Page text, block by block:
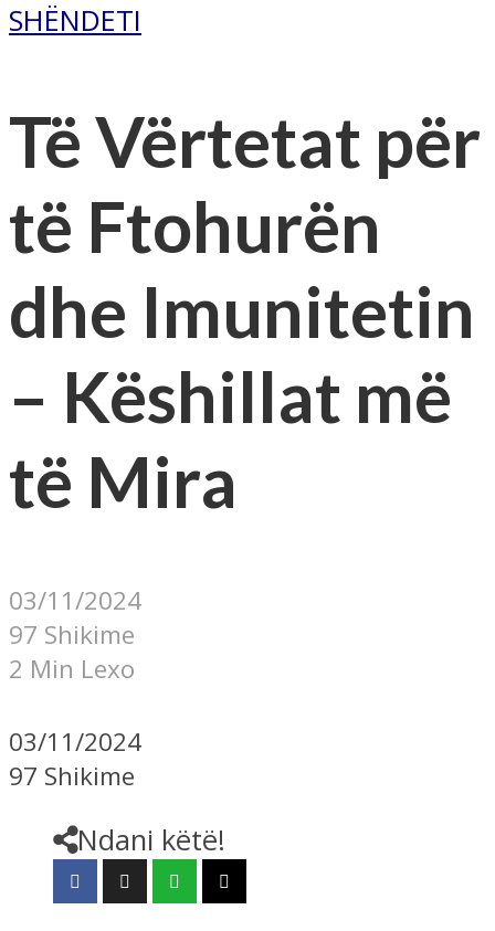
SHËNDETI
Të Vërtetat për
të Ftohurën
dhe Imunitetin
– Këshillat më
të Mira
03/11/2024
97 Shikime
2 Min Lexo
03/11/2024
97 Shikime
Ndani këtë!